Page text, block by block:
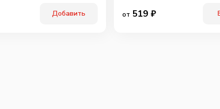
Добавить от 519 ₽